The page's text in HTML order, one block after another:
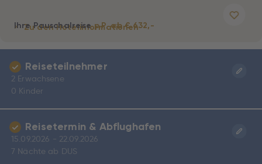
Zu den Hotelinformationen
Ihre Pauschalreisep.P. ab € 632,-
Reiseteilnehmer
2 Erwachsene
0 Kinder
Reisetermin & Abflughafen
15.09.2026 - 22.09.2026
7 Nächte ab DUS